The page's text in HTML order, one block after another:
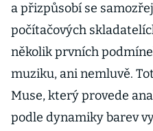
a přizpůsobí se
počítačových
několik prvních
muziku, ani nemluvě.
Muse, který provede
podle dynamiky barev